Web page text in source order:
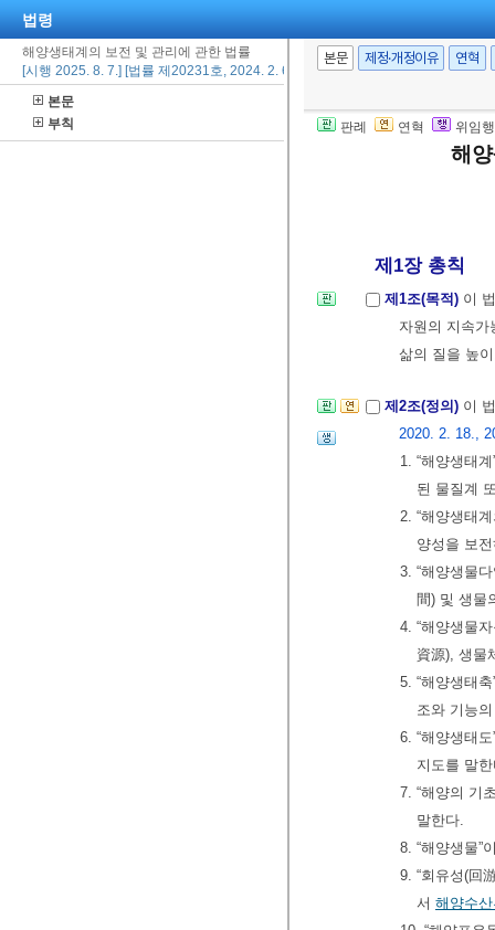
법령
해양생태계의 보전 및 관리에 관한 법률
[시행 2025. 8. 7.] [법률 제20231호, 2024. 2. 6., 타법개정]
본문
부칙
본문 제정·개정이유 연혁
판례 연혁 위임
해
제1장 총칙
제1조(목적) 이
자원의 지속가
삶의 질을 높
제2조(정의) 이
2020. 2. 18.,
1. “해양생태
된 물질계
2. “해양생태
양성을 보
3. “해양생물
間) 및 생물
4. “해양생물
資源), 생물
5. “해양생태
조와 기능
6. “해양생태
지도를 말
7. “해양의 기
말한다.
8. “해양생물”
9. “회유성(回
서 해양수